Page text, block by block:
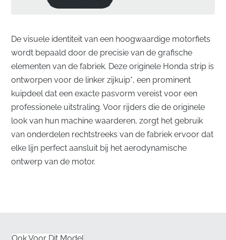
De visuele identiteit van een hoogwaardige motorfiets
wordt bepaald door de precisie van de grafische
elementen van de fabriek. Deze originele Honda strip is
ontworpen voor de linker zijkuip*, een prominent
kuipdeel dat een exacte pasvorm vereist voor een
professionele uitstraling. Voor rijders die de originele
look van hun machine waarderen, zorgt het gebruik
van onderdelen rechtstreeks van de fabriek ervoor dat
elke lijn perfect aansluit bij het aerodynamische
ontwerp van de motor.